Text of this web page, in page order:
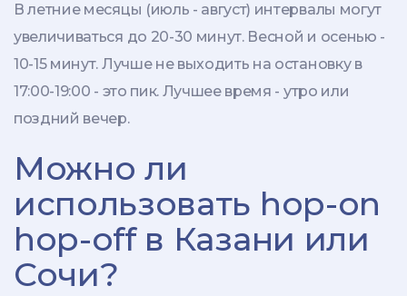
В летние месяцы (июль - август) интервалы могут
увеличиваться до 20-30 минут. Весной и осенью -
10-15 минут. Лучше не выходить на остановку в
17:00-19:00 - это пик. Лучшее время - утро или
поздний вечер.
Можно ли
использовать hop-on
hop-off в Казани или
Сочи?